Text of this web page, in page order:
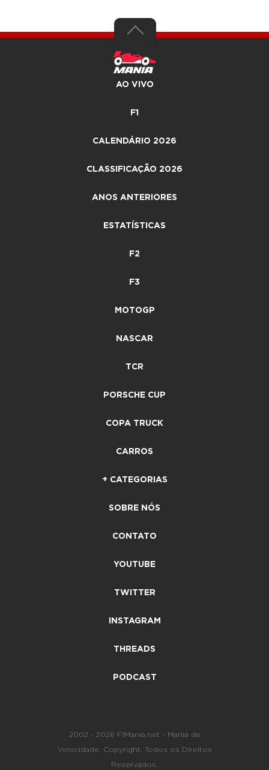
AO VIVO
F1
CALENDÁRIO 2026
CLASSIFICAÇÃO 2026
ANOS ANTERIORES
ESTATÍSTICAS
F2
F3
MOTOGP
NASCAR
TCR
PORSCHE CUP
COPA TRUCK
CARROS
+ CATEGORIAS
SOBRE NÓS
CONTATO
YOUTUBE
TWITTER
INSTAGRAM
THREADS
PODCAST
2002 - 2026 F1Mania.net - Mania de
Velocidade. Copyright. Todos os Direitos
Reservados.